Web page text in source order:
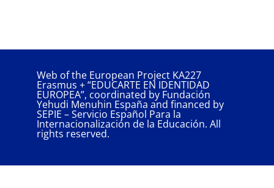
Web of the European Project KA227
Erasmus + “EDUCARTE EN IDENTIDAD
EUROPEA”, coordinated by Fundación
Yehudi Menuhin España and financed by
SEPIE – Servicio Español Para la
Internacionalización de la Educación. All
rights reserved.